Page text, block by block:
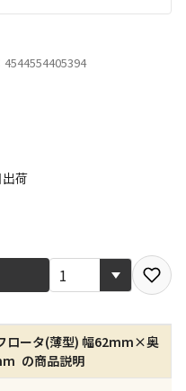
る商品です
です（宅配便でのお届けが
じ店舗での受取となりま
ロータ(薄型) 幅62mm×奥
の商品説明